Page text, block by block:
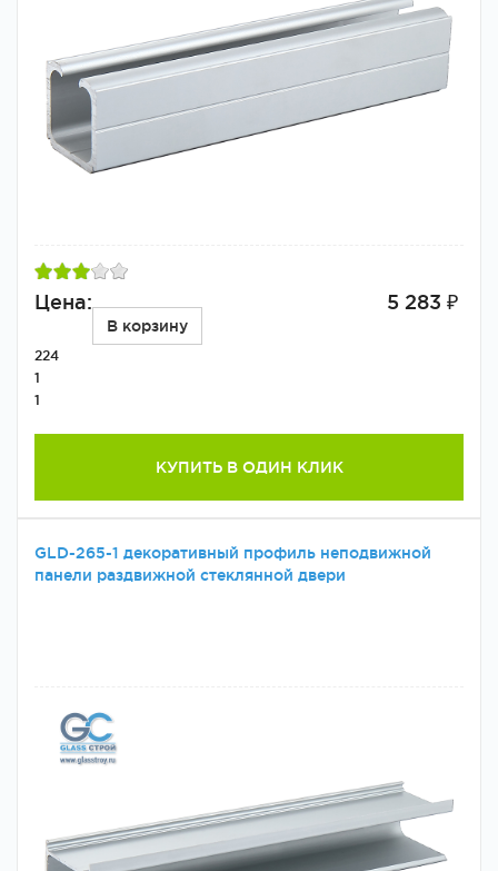
Цена: 5 283 ₽
В корзину
224
1
1
КУПИТЬ В ОДИН КЛИК
GLD-265-1 декоративный профиль неподвижной
панели раздвижной стеклянной двери